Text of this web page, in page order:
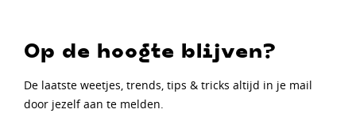
Op de hoogte blijven?
De laatste weetjes, trends, tips & tricks altijd in je mail
door jezelf aan te melden.